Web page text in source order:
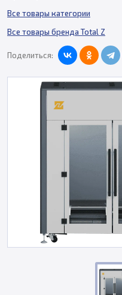
Все товары категории
Все товары бренда Total Z
Поделиться: